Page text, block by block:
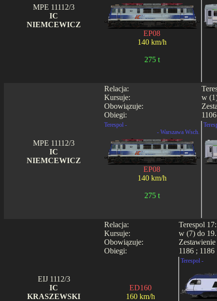
MPE 11112/3
IC
NIEMCEWICZ
EP08
140 km/h
275 t
Relacja:
Kursuje:
Obowiązuje:
Obiegi:
w
MPE 11112/3
IC
NIEMCEWICZ
Terespol -
- Warszawa Wsch.
EP08
140 km/h
275 t
Relacja:
Kursuje:
Obowiązuje:
Obiegi:
Terespol
w (7) do
1186 ; 1186
EIJ 1112/3
IC
KRASZEWSKI
ED160
160 km/h
Terespol -